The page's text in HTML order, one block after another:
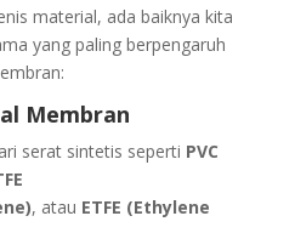
material, ada baiknya kita
yang paling berpengaruh
Membran
serat sintetis seperti PVC
, atau ETFE (Ethylene